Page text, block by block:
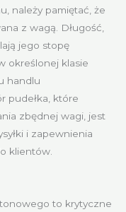
należy pamiętać, że
z wagą. Długość,
jego stopę
określonej klasie
handlu
pudełka, które
zbędnej wagi, jest
i zapewnienia
klientów.
to krytyczne